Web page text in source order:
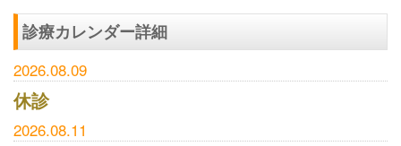
診療カレンダー詳細
2026.08.09
休診
2026.08.11